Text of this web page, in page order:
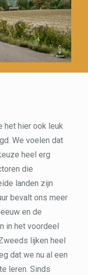
het hier ook leuk
We voelen dat
heel erg
die
landen zijn
bevalt ons meer
en de
in het voordeel
lijken heel
dat we nu al een
leren. Sinds